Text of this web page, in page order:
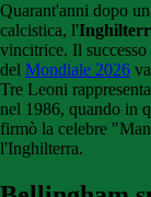
Quarant'anni dopo
calcistica, l'
vincitrice. Il
del Mondiale 2026
Tre Leoni
nel 1986, quando in
firmò la celebre
l'Inghilterra.